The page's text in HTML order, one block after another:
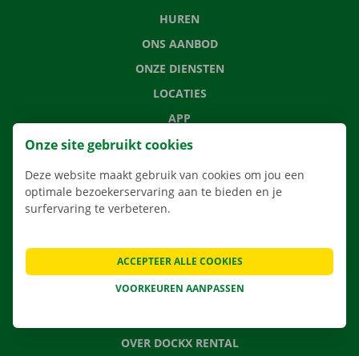
HUREN
ONS AANBOD
ONZE DIENSTEN
LOCATIES
APP
VERHUISOPLOSSINGEN
NIEUWS
CADEAUBON
OVER DOCKX RENTAL
Onze site gebruikt cookies
Deze website maakt gebruik van cookies om jou een
optimale bezoekerservaring aan te bieden en je
surfervaring te verbeteren.
VOORKEUREN AANPASSEN
ACCEPTEER ALLE COOKIES